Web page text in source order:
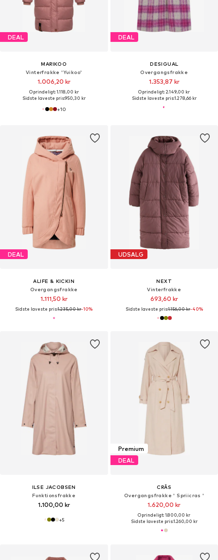
DEAL
MARIKOO
Vinterfrakke 'Yuikoo'
1.006,20 kr
Oprindeligt: 1.118,00 kr
Sidste laveste pris:950,30 kr
+10
DEAL
DESIGUAL
Overgangsfrakke
1.353,87 kr
Oprindeligt: 2.149,00 kr
Sidste laveste pris:1.278,66 kr
DEAL
ALIFE & KICKIN
Overgangsfrakke
1.111,50 kr
Sidste laveste pris:1.235,00 kr-10%
UDSALG
NEXT
Vinterfrakke
693,60 kr
Sidste laveste pris:1.156,00 kr-40%
ILSE JACOBSEN
Funktionsfrakke
1.100,00 kr
+5
Premium
DEAL
CRĀS
Overgangsfrakke ' Spriicras '
1.620,00 kr
Oprindeligt: 1.800,00 kr
Sidste laveste pris:1.260,00 kr